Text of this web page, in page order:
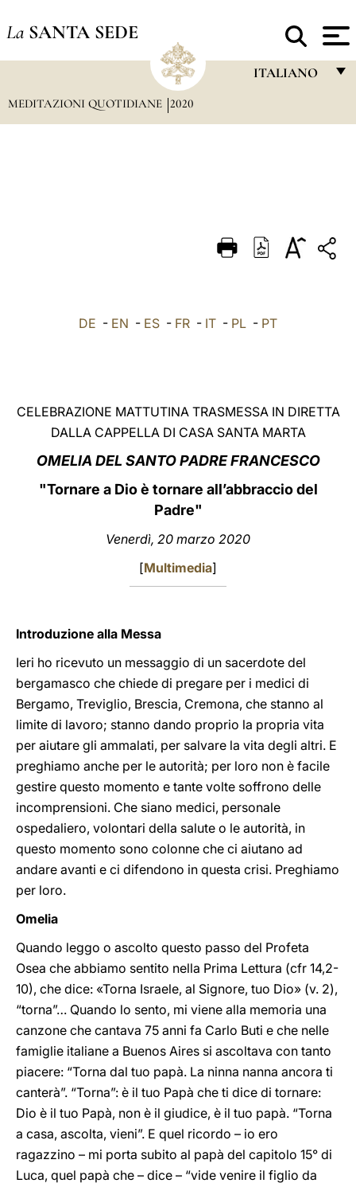
La SANTA SEDE
ITALIANO
DEUTSCH
العربيّة
MEDITAZIONI QUOTIDIANE 2020
DE - EN - ES - FR - IT - PL - PT
CELEBRAZIONE MATTUTINA TRASMESSA IN DIRETTA
DALLA CAPPELLA DI CASA SANTA MARTA
OMELIA DEL SANTO PADRE FRANCESCO
"Tornare a Dio è tornare all’abbraccio del
Padre"
Venerdì, 20 marzo 2020
[Multimedia]
Introduzione alla Messa
Ieri ho ricevuto un messaggio di un sacerdote del
bergamasco che chiede di pregare per i medici di
Bergamo, Treviglio, Brescia, Cremona, che stanno al
limite di lavoro; stanno dando proprio la propria vita
per aiutare gli ammalati, per salvare la vita degli altri. E
preghiamo anche per le autorità; per loro non è facile
gestire questo momento e tante volte soffrono delle
incomprensioni. Che siano medici, personale
ospedaliero, volontari della salute o le autorità, in
questo momento sono colonne che ci aiutano ad
andare avanti e ci difendono in questa crisi. Preghiamo
per loro.
Omelia
Quando leggo o ascolto questo passo del Profeta
Osea che abbiamo sentito nella Prima Lettura (cfr 14,2-
10), che dice: «Torna Israele, al Signore, tuo Dio» (v. 2),
“torna”… Quando lo sento, mi viene alla memoria una
canzone che cantava 75 anni fa Carlo Buti e che nelle
famiglie italiane a Buenos Aires si ascoltava con tanto
piacere: “Torna dal tuo papà. La ninna nanna ancora ti
canterà”. “Torna”: è il tuo Papà che ti dice di tornare:
Dio è il tuo Papà, non è il giudice, è il tuo papà. “Torna
a casa, ascolta, vieni”. E quel ricordo – io ero
ragazzino – mi porta subito al papà del capitolo 15° di
Luca, quel papà che – dice – “vide venire il figlio da